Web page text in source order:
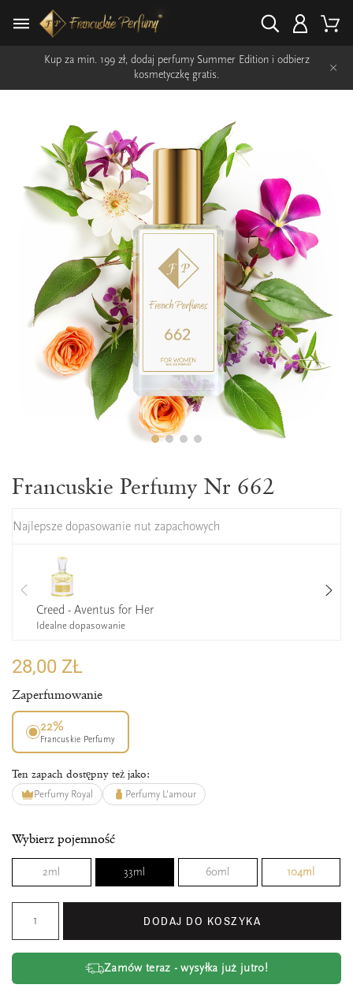
Kup za min. 199 zł, dodaj perfumy Summer Edition i odbierz
kosmetyczkę gratis.
×
Francuskie Perfumy Nr 662
Najlepsze dopasowanie nut zapachowych
Creed - Aventus for Her
Idealne dopasowanie
28,00 ZŁ
Zaperfumowanie
22%
Francuskie Perfumy
Ten zapach dostępny też jako:
Perfumy Royal Perfumy L'amour
Wybierz pojemność
2ml 33ml 60ml 104ml
DODAJ DO KOSZYKA
Zamów teraz - wysyłka już jutro!